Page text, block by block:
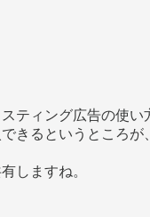
ティング広告の使
きるというところ
しますね。